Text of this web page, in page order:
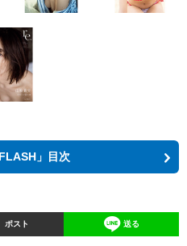
」目次
ポスト 送る